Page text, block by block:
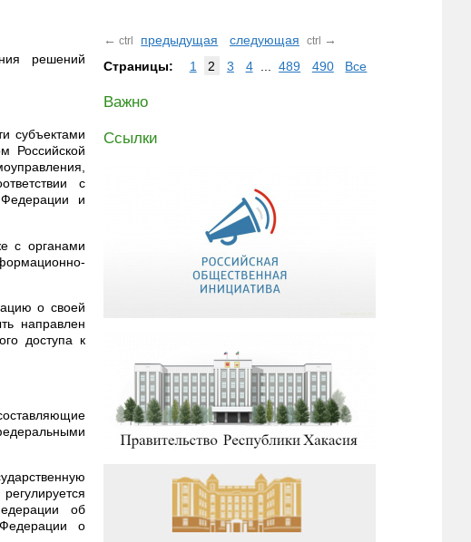
решений
субъектами
Российской
с
и
с органами
о своей
направлен
доступа к
об
о
← ctrl предыдущая следующая ctrl →
Страницы:
1 2 3 4 489 490 Все
Важно
Ссылки